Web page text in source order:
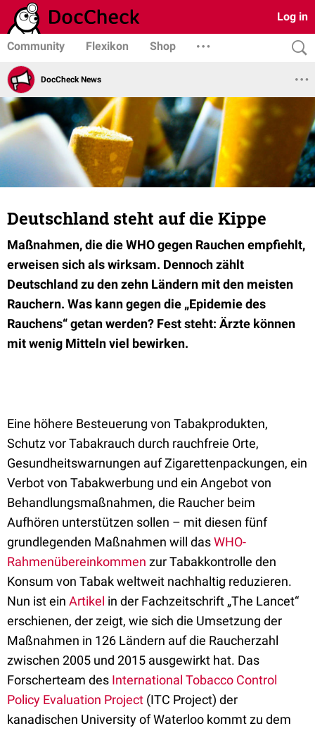
Log in
Community Flexikon Shop
DocCheck News
Deutschland steht auf die Kippe
Maßnahmen, die die WHO gegen Rauchen empfiehlt,
erweisen sich als wirksam. Dennoch zählt
Deutschland zu den zehn Ländern mit den meisten
Rauchern. Was kann gegen die „Epidemie des
Rauchens“ getan werden? Fest steht: Ärzte können
mit wenig Mitteln viel bewirken.
Eine höhere Besteuerung von Tabakprodukten,
Schutz vor Tabakrauch durch rauchfreie Orte,
Gesundheitswarnungen auf Zigarettenpackungen, ein
Verbot von Tabakwerbung und ein Angebot von
Behandlungsmaßnahmen, die Raucher beim
Aufhören unterstützen sollen – mit diesen fünf
grundlegenden Maßnahmen will dasWHO-
Rahmenübereinkommen zur Tabakkontrolle den
Konsum von Tabak weltweit nachhaltig reduzieren.
Nun ist ein Artikel in der Fachzeitschrift „The Lancet“
erschienen, der zeigt, wie sich die Umsetzung der
Maßnahmen in 126 Ländern auf die Raucherzahl
zwischen 2005 und 2015 ausgewirkt hat. Das
Forscherteam des International Tobacco Control
Policy Evaluation Project (ITC Project) der
kanadischen University of Waterloo kommt zu dem